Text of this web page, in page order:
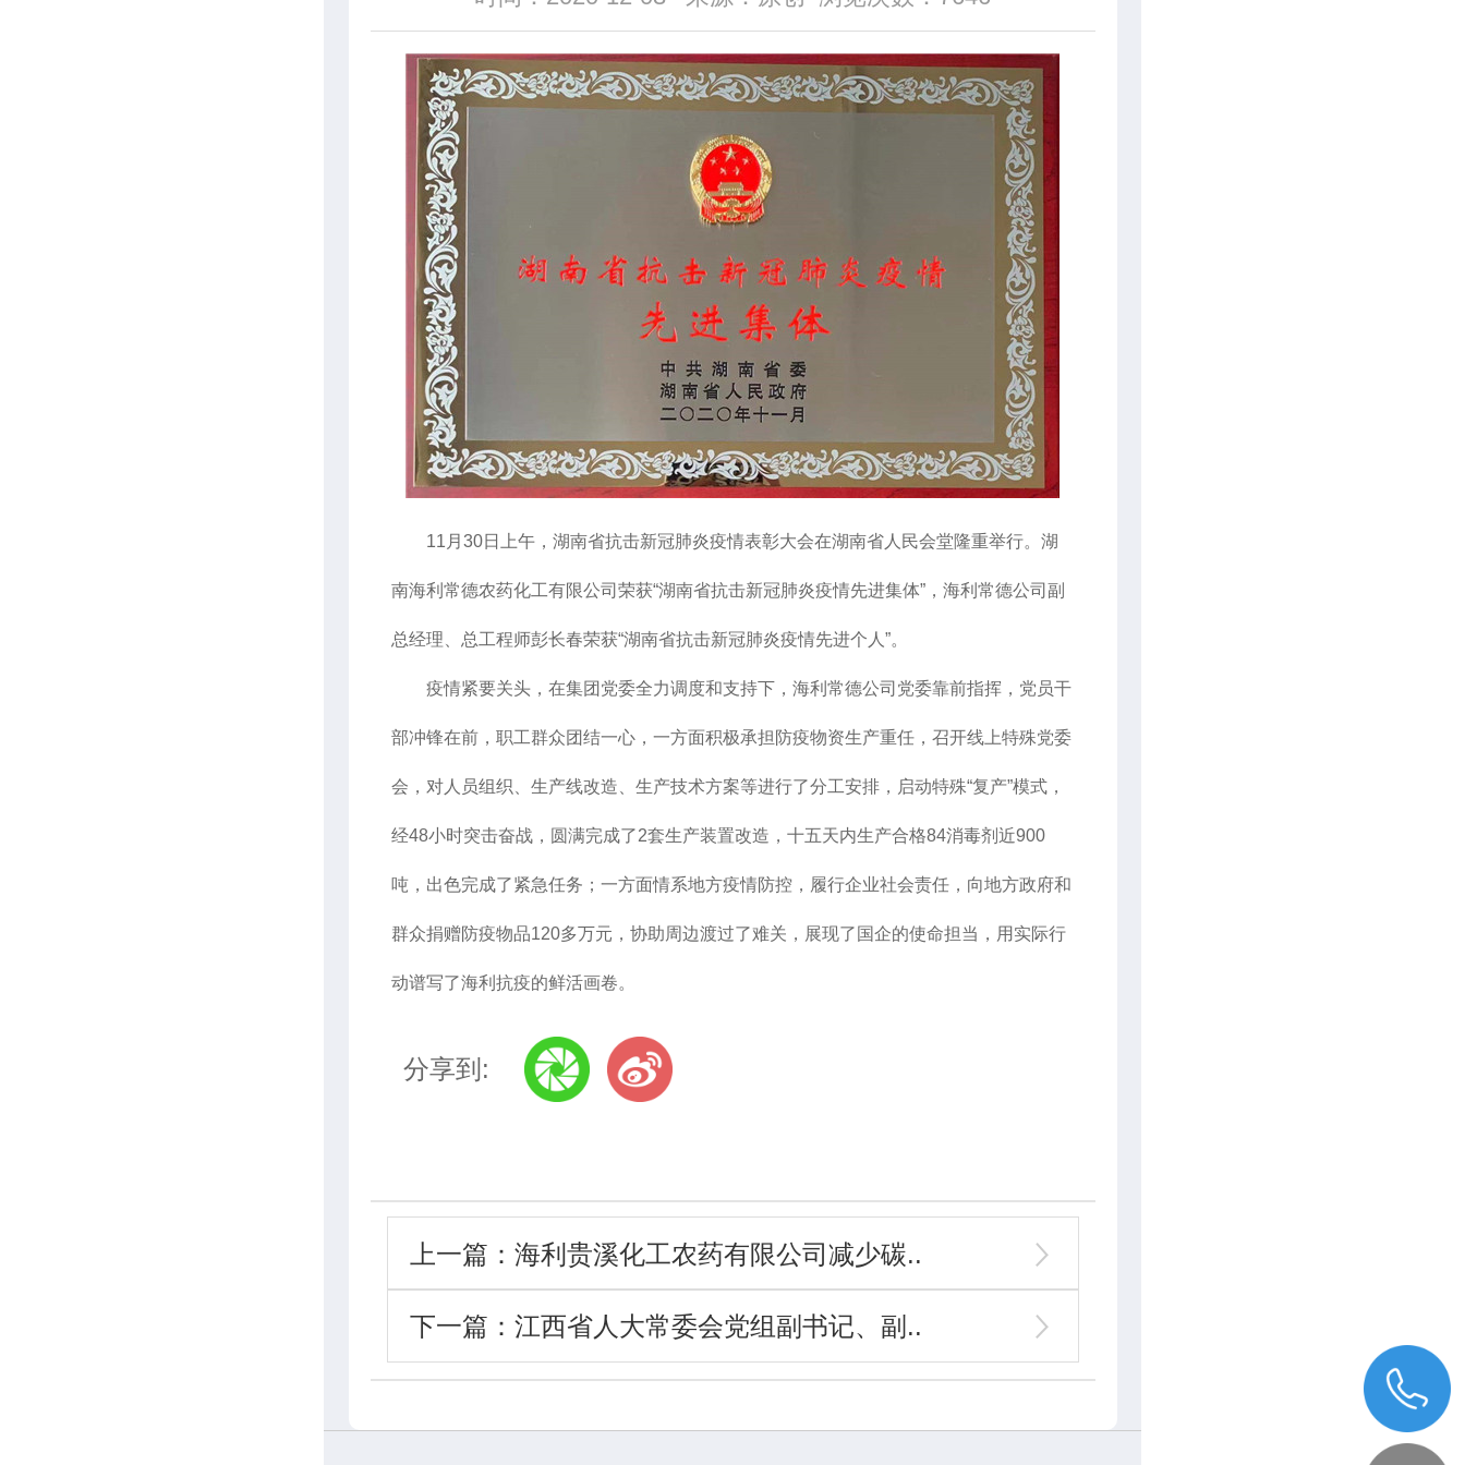
11月30日上午，湖南省抗击新冠肺炎疫情表彰大会在湖南省人民会堂隆重举行。湖
南海利常德农药化工有限公司荣获“湖南省抗击新冠肺炎疫情先进集体”，海利常德公司副
总经理、总工程师彭长春荣获“湖南省抗击新冠肺炎疫情先进个人”。
疫情紧要关头，在集团党委全力调度和支持下，海利常德公司党委靠前指挥，党员干
部冲锋在前，职工群众团结一心，一方面积极承担防疫物资生产重任，召开线上特殊党委
会，对人员组织、生产线改造、生产技术方案等进行了分工安排，启动特殊“复产”模式，
经48小时突击奋战，圆满完成了2套生产装置改造，十五天内生产合格84消毒剂近900
吨，出色完成了紧急任务；一方面情系地方疫情防控，履行企业社会责任，向地方政府和
群众捐赠防疫物品120多万元，协助周边渡过了难关，展现了国企的使命担当，用实际行
动谱写了海利抗疫的鲜活画卷。
分享到:
上一篇： 海利贵溪化工农药有限公司减少碳..
下一篇： 江西省人大常委会党组副书记、副..